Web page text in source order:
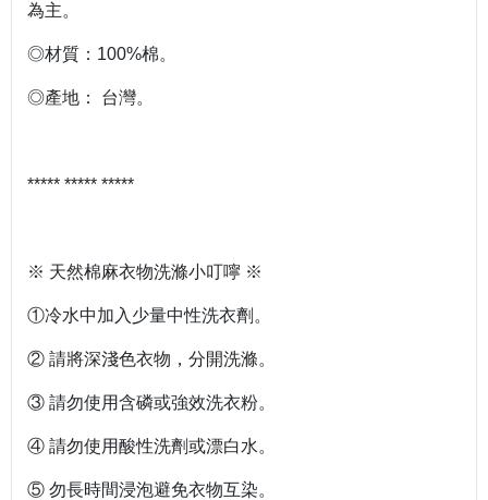
為主。
◎材質：100%棉。
◎產地： 台灣。
***** ***** *****
※ 天然棉麻衣物洗滌小叮嚀 ※
①冷水中加入少量中性洗衣劑。
② 請將深淺色衣物，分開洗滌。
③ 請勿使用含磷或強效洗衣粉。
④ 請勿使用酸性洗劑或漂白水。
⑤ 勿長時間浸泡避免衣物互染。